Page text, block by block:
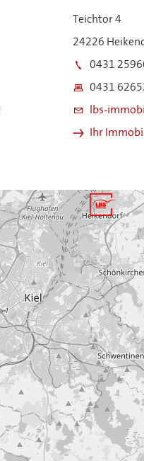
Teichtor 4
24226
0431
0431
lbs-
Ihr